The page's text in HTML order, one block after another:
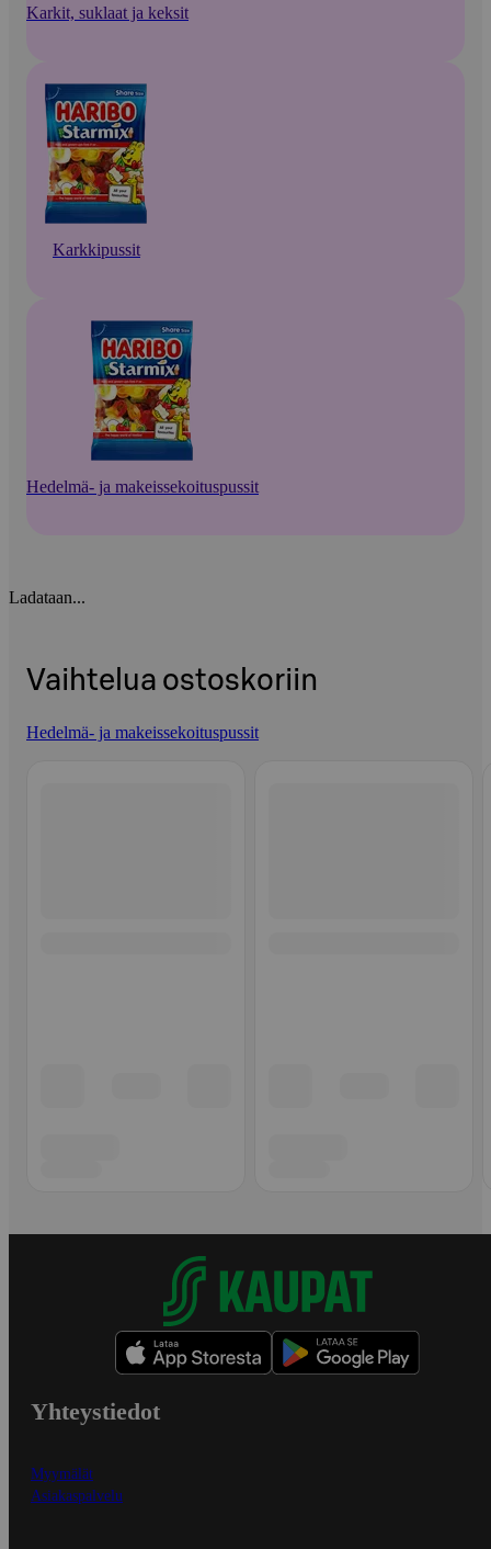
Karkit, suklaat ja keksit
Karkkipussit
Hedelmä- ja makeissekoituspussit
Ladataan...
Vaihtelua ostoskoriin
Hedelmä- ja makeissekoituspussit
Yhteystiedot
Myymälät
Asiakaspalvelu